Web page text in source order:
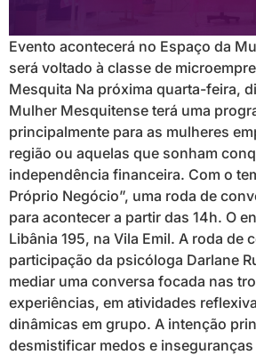
Evento acontecerá no Espaço da
será voltado à classe de
Mesquita Na próxima quarta-feira,
Mulher Mesquitense terá uma
principalmente para as mulheres
região ou aquelas que sonham
independência financeira. Com o
Próprio Negócio”, uma roda de
para acontecer a partir das 14h. O
Libânia 195, na Vila Emil. A roda de
participação da psicóloga Darlane
mediar uma conversa focada nas
experiências, em atividades
dinâmicas em grupo. A intenção
desmistificar medos e